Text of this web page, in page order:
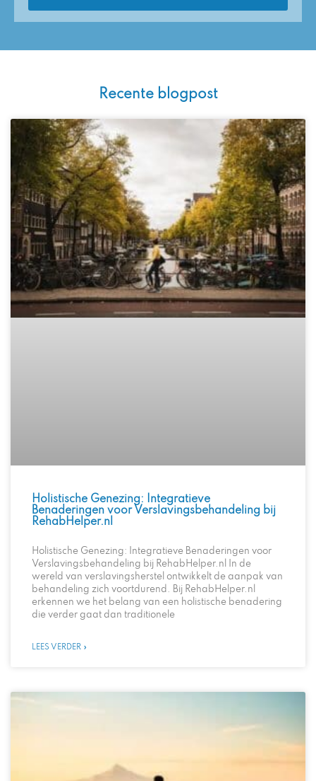
Recente blogpost
Holistische Genezing: Integratieve
Benaderingen voor Verslavingsbehandeling bij
RehabHelper.nl
Holistische Genezing: Integratieve Benaderingen voor
Verslavingsbehandeling bij RehabHelper.nl In de
wereld van verslavingsherstel ontwikkelt de aanpak van
behandeling zich voortdurend. Bij RehabHelper.nl
erkennen we het belang van een holistische benadering
die verder gaat dan traditionele
LEES VERDER »